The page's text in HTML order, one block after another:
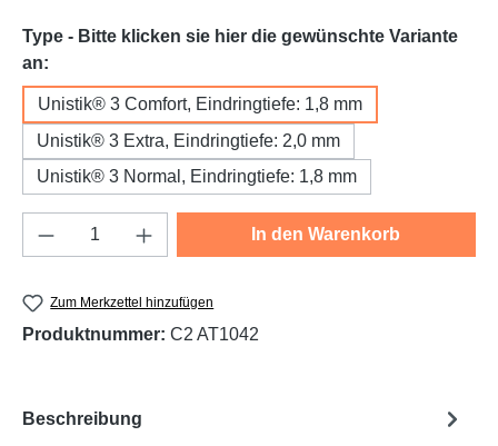
Type - Bitte klicken sie hier die gewünschte Variante
an:
Unistik® 3 Comfort, Eindringtiefe: 1,8 mm
Unistik® 3 Extra, Eindringtiefe: 2,0 mm
Unistik® 3 Normal, Eindringtiefe: 1,8 mm
Produkt Anzahl: Gib den gewünschten
In den Warenkorb
Zum Merkzettel hinzufügen
Produktnummer: C2 AT1042
Beschreibung